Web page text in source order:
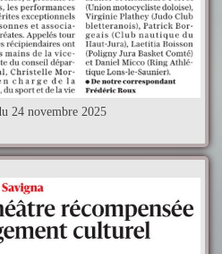
24 novembre 2025